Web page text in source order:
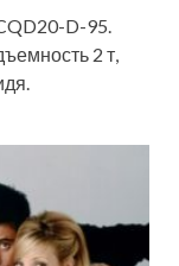
D-95.
2 т,